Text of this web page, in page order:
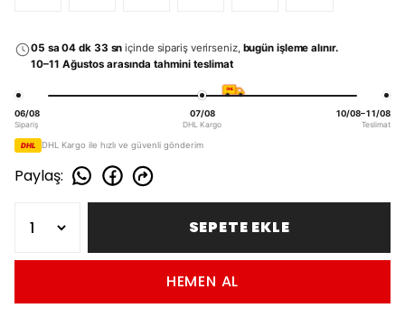
05 sa 04 dk 33 sn içinde sipariş verirseniz, bugün işleme alınır.
10–11 Ağustos arasında tahmini teslimat
06/08
Sipariş
07/08
DHL Kargo
10/08–11/08
Teslimat
DHL DHL Kargo ile hızlı ve güvenli gönderim
Paylaş:
SEPETE EKLE
HEMEN AL